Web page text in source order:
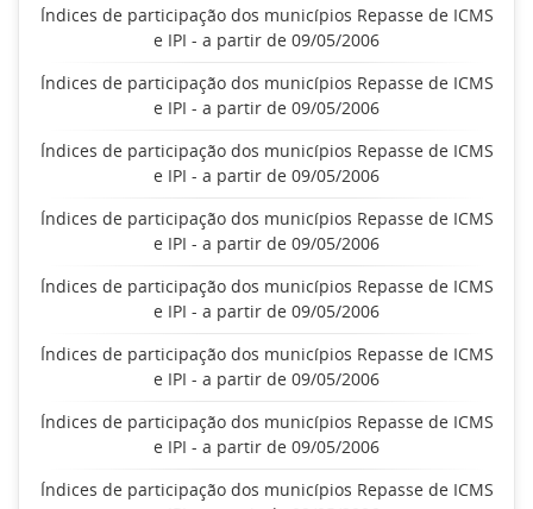
Índices de participação dos municípios Repasse de ICMS
e IPI - a partir de 09/05/2006
Índices de participação dos municípios Repasse de ICMS
e IPI - a partir de 09/05/2006
Índices de participação dos municípios Repasse de ICMS
e IPI - a partir de 09/05/2006
Índices de participação dos municípios Repasse de ICMS
e IPI - a partir de 09/05/2006
Índices de participação dos municípios Repasse de ICMS
e IPI - a partir de 09/05/2006
Índices de participação dos municípios Repasse de ICMS
e IPI - a partir de 09/05/2006
Índices de participação dos municípios Repasse de ICMS
e IPI - a partir de 09/05/2006
Índices de participação dos municípios Repasse de ICMS